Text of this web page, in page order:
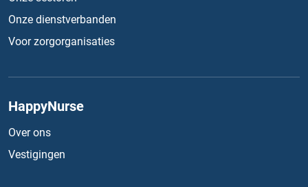
Onze dienstverbanden
Voor zorgorganisaties
HappyNurse
Over ons
Vestigingen